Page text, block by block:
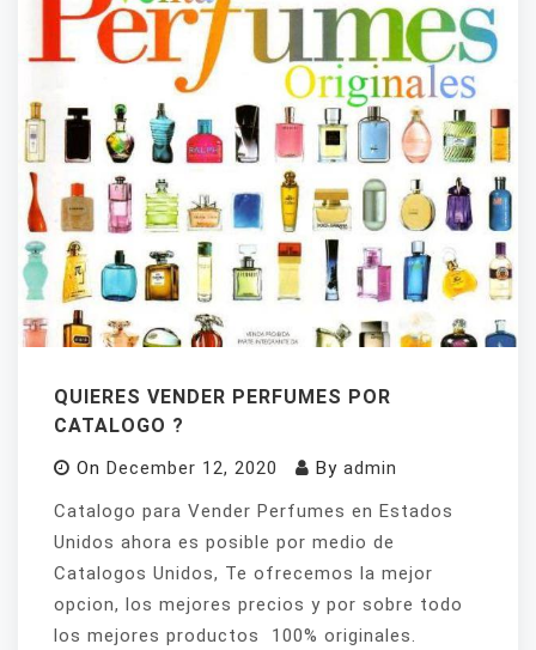
QUIERES VENDER PERFUMES POR
CATALOGO ?
On December 12, 2020 By admin
Catalogo para Vender Perfumes en Estados
Unidos ahora es posible por medio de
Catalogos Unidos, Te ofrecemos la mejor
opcion, los mejores precios y por sobre todo
los mejores productos 100% originales.